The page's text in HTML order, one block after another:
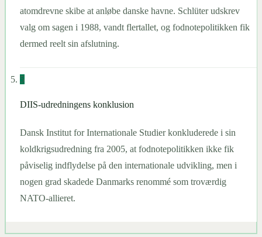
atomdrevne skibe at anløbe danske havne. Schlüter udskrev
valg om sagen i 1988, vandt flertallet, og fodnotepolitikken fik
dermed reelt sin afslutning.
5
DIIS-udredningens konklusion
Dansk Institut for Internationale Studier konkluderede i sin
koldkrigsudredning fra 2005, at fodnotepolitikken ikke fik
påviselig indflydelse på den internationale udvikling, men i
nogen grad skadede Danmarks renommé som troværdig
NATO-allieret.